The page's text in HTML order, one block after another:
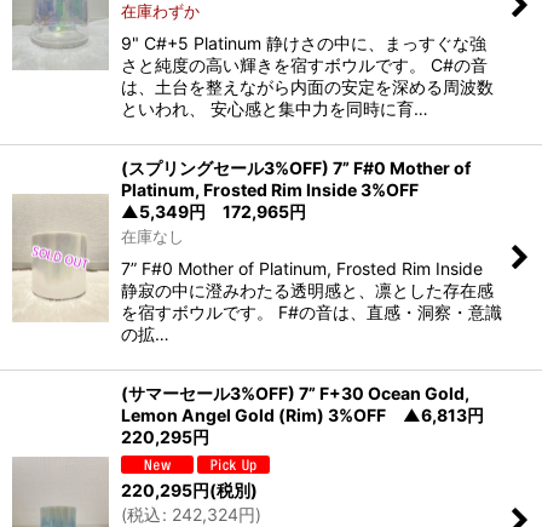
在庫わずか
9" C#+5 Platinum 静けさの中に、まっすぐな強
さと純度の高い輝きを宿すボウルです。 C#の音
は、土台を整えながら内面の安定を深める周波数
といわれ、 安心感と集中力を同時に育…
(スプリングセール3%OFF) 7” F#0 Mother of
Platinum, Frosted Rim Inside 3%OFF
▲5,349円 172,965円
在庫なし
7” F#0 Mother of Platinum, Frosted Rim Inside
静寂の中に澄みわたる透明感と、凛とした存在感
を宿すボウルです。 F#の音は、直感・洞察・意識
の拡…
(サマーセール3%OFF) 7” F+30 Ocean Gold,
Lemon Angel Gold (Rim) 3%OFF ▲6,813円
220,295円
220,295円(税別)
(税込: 242,324円)